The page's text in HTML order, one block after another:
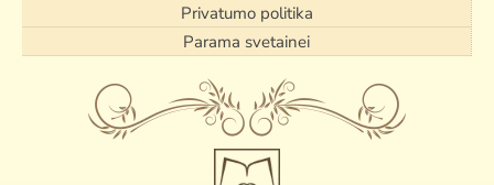
Privatumo politika
Parama svetainei